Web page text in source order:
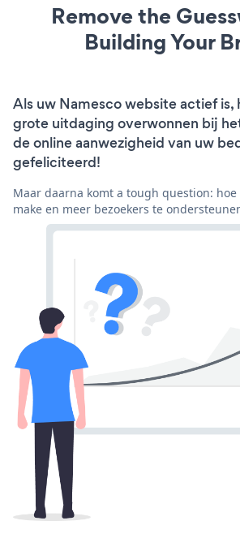
Remove the
Building Your
Als uw Namesco website actief is,
grote uitdaging overwonnen bij
de online aanwezigheid van uw
gefeliciteerd!
Maar daarna komt a tough question:
make en meer bezoekers te